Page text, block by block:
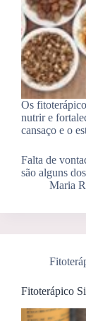
Os
nutrir e
cansaço e o
Falta de
são alguns
Maria
Fitoterápico